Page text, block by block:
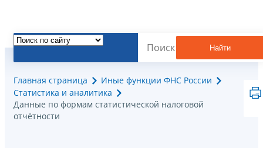
Найти
Главная страница
Иные функции ФНС России
Статистика и аналитика
Данные по формам статистической налоговой
отчётности